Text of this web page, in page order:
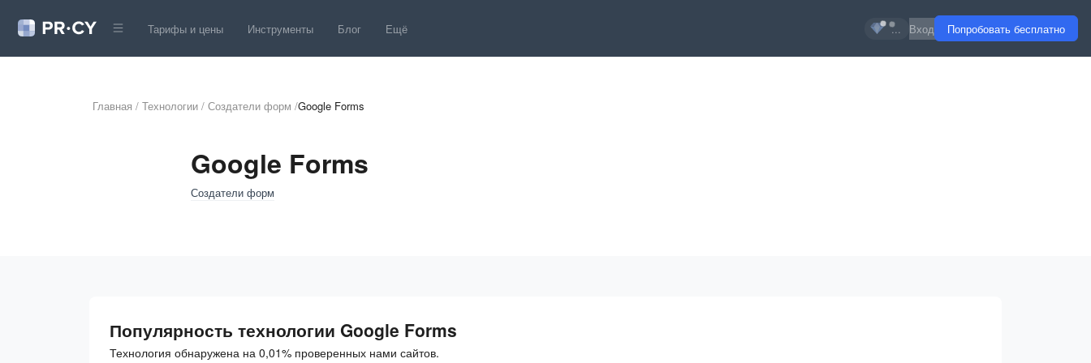
Тарифы и цены Инструменты Блог Ещё ... Вход Попробовать бесплатно
Главная / Технологии / Создатели форм /Google Forms
Google Forms
Создатели форм
Популярность технологии Google Forms
Технология обнаружена на 0,01% проверенных нами сайтов.